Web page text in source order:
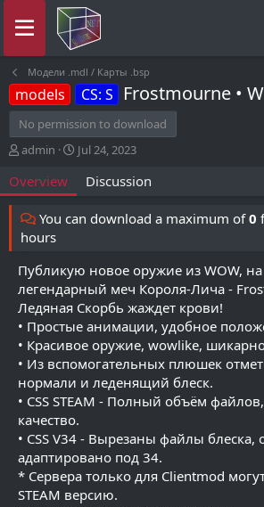
Модели .mdl / Карты .bsp
models CS: S Frostmourne •
No permission to download
A
t
h
o
r
admin
C
t
d
a
t
e
Jul 24, 2023
Overview Discussion
You can download a maximum of0
hours
Публикую новое оружие из WOW, на
легендарный меч Короля-Лича -
Ледяная Скорбь жаждет крови!
• Простые анимации, удобное
• Красивое оружие, wowlike,
• Из вспомогательных плюшек
нормали и леденящий блеск.
• CSS STEAM - Полный объём
качество.
• CSS V34 - Вырезаны файлы блеска,
адаптировано под 34.
* Сервера только для Clientmod
STEAM версию.